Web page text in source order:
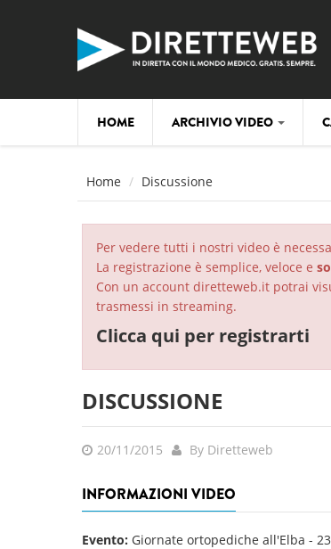
HOME ARCHIVIO VIDEO
Home Discussione
Per vedere tutti i nostri video è
La registrazione è semplice, veloce e
Con un account diretteweb.it potrai
trasmessi in streaming.
Clicca qui per registrarti
DISCUSSIONE
20/11/2015 By Diretteweb
INFORMAZIONI VIDEO
Evento: Giornate ortopediche all'Elba -